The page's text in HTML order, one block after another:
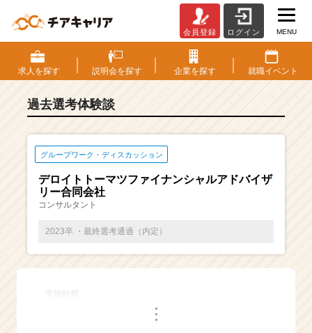
S・
選
考
験
覧
ベ
ャ
成
長
会員登録 ログイン MENU
求人を探す 説明会を探す 企業を探す 就職イベント
過去選考体験談
グループワーク・ディスカッション
デロイトトーマツファイナンシャルアドバイザ
リー合同会社
コンサルタント
2023卒 ・最終選考通過（内定）
・・・